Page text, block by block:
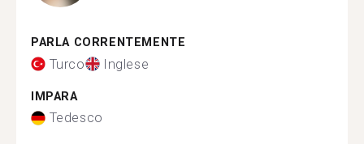
PARLA CORRENTEMENTE
Turco Inglese
IMPARA
Tedesco